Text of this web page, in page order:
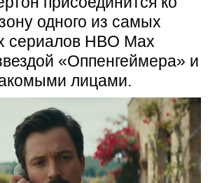
одного из самых
сериалов HBO Max
«Оппенгеймера» и
лицами.